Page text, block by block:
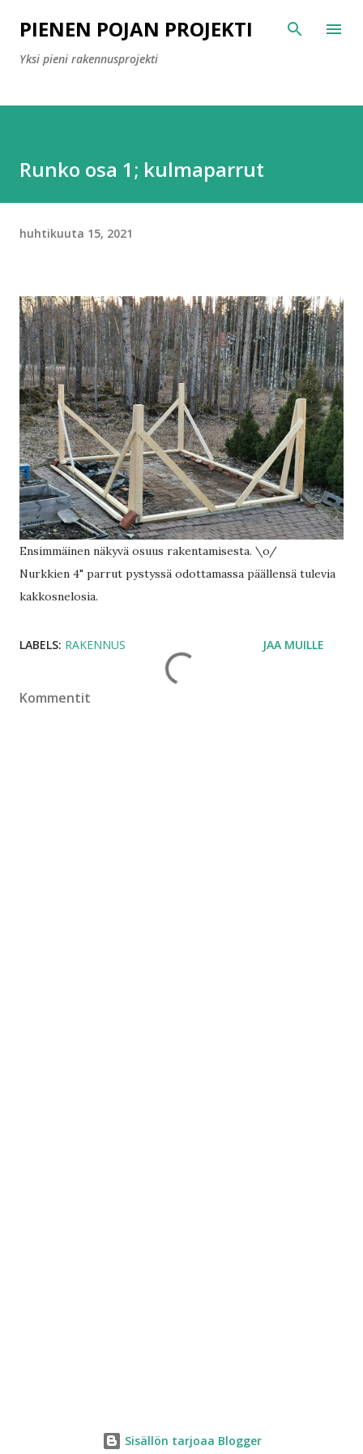
Siirry pääsisältöön
PIENEN POJAN PROJEKTI
Yksi pieni rakennusprojekti
Runko osa 1; kulmaparrut
huhtikuuta 15, 2021
Ensimmäinen näkyvä osuus rakentamisesta. \o/
Nurkkien 4" parrut pystyssä odottamassa päällensä tulevia
kakkosnelosia.
LABELS: RAKENNUS JAA MUILLE
Kommentit
Sisällön tarjoaa Blogger